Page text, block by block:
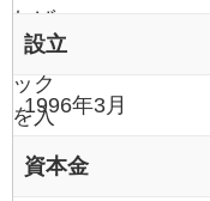
れば
チェ
ック
を入
くだ
設立
1996年3月
資本金